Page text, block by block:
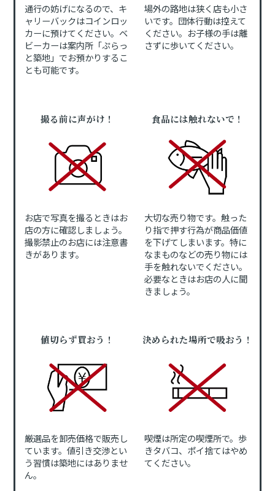
通行の妨げになるので、キ
ャリーバックはコインロッ
カーに預けてください。ベ
ビーカーは案内所「ぷらっ
と築地」でお預かりするこ
とも可能です。
場外の路地は狭く店も小さ
いです。団体行動は控えて
ください。お子様の手は離
さずに歩いてください。
撮る前に声がけ！
お店で写真を撮るときはお
店の方に確認しましょう。
撮影禁止のお店には注意書
きがあります。
食品には触れないで！
大切な売り物です。触った
り指で押す行為が商品価値
を下げてしまいます。特に
なまものなどの売り物には
手を触れないでください。
必要なときはお店の人に聞
きましょう。
値切らず買おう！
厳選品を卸売価格で販売し
ています。値引き交渉とい
う習慣は築地にはありませ
ん。
決められた場所で吸おう！
喫煙は所定の喫煙所で。歩
きタバコ、ポイ捨てはやめ
てください。